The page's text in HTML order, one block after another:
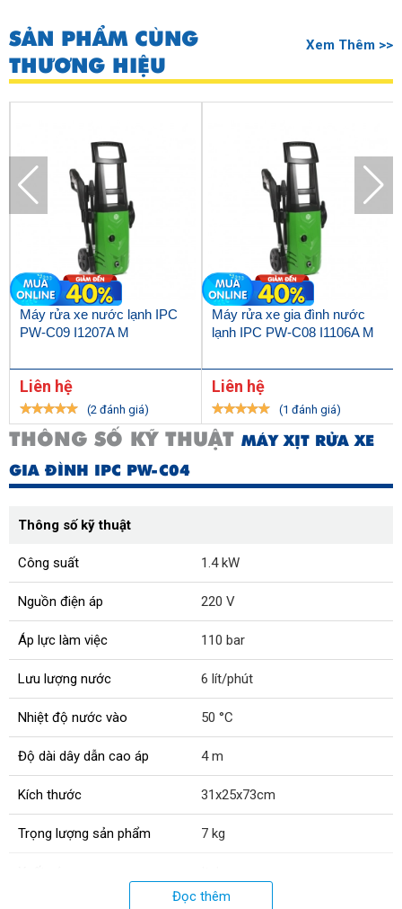
SẢN PHẨM CÙNG
THƯƠNG HIỆU
Xem Thêm >>
Máy rửa xe nước lạnh IPC
PW-C09 I1207A M
Liên hệ
(2 đánh giá)
Máy rửa xe gia đình nước
lạnh IPC PW-C08 I1106A M
Liên hệ
(1 đánh giá)
THÔNG SỐ KỸ THUẬT MÁY XỊT RỬA XE
GIA ĐÌNH IPC PW-C04
Thông số kỹ thuật
Công suất 1.4 kW
Nguồn điện áp 220 V
Áp lực làm việc 110 bar
Lưu lượng nước 6 lít/phút
Nhiệt độ nước vào 50 °C
Độ dài dây dẫn cao áp 4 m
Kích thước 31x25x73cm
Trọng lượng sản phẩm 7 kg
Đọc thêm